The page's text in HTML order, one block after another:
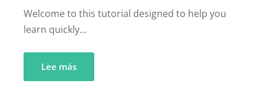
Welcome to this tutorial designed to help you
learn quickly...
Lee más